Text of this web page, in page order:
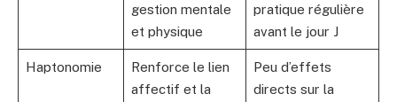
gestion mentale
et physique
pratique régulière
avant le jour J
Haptonomie
Renforce le lien
affectif et la
Peu d’effets
directs sur la